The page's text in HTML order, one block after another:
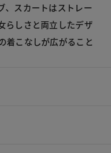
、スカートはストレー
らしさと両立したデザ
着こなしが広がること